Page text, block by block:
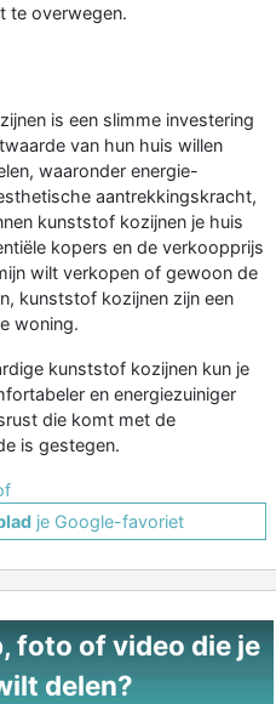
te overwegen.
is een slimme investering
van hun huis willen
waaronder energie-
aantrekkingskracht,
kunststof kozijnen je huis
kopers en de verkoopprijs
wilt verkopen of gewoon de
kunststof kozijnen zijn een
woning.
kunststof kozijnen kun je
en energiezuiniger
die komt met de
is gestegen.
je Google-favoriet
foto of video die je
delen?